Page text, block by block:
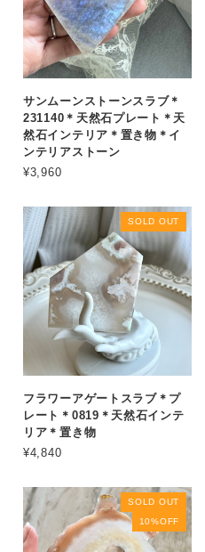
サンムーンストーンスラブ＊
231140＊天然石プレート＊天
然石インテリア＊置き物＊イ
ンテリアストーン
¥3,960
SOLD OUT
フラワーアゲートスラブ＊プ
レート＊0819＊天然石インテ
リア＊置き物
¥4,840
SOLD OUT
10%OFF